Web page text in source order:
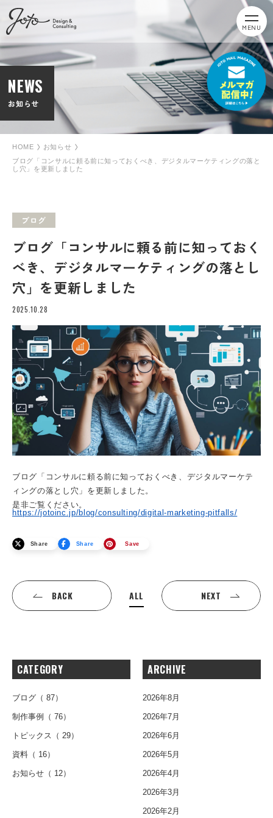
MENU
NEWS
お知らせ
HOME
お知らせ
ブログ「コンサルに頼る前に知っておくべき、デジタルマーケティングの落と
し穴」を更新しました
ブログ
ブログ「コンサルに頼る前に知っておく
べき、デジタルマーケティングの落とし
穴」を更新しました
2025.10.28
ブログ「コンサルに頼る前に知っておくべき、デジタルマーケテ
ィングの落とし穴」を更新しました。
是非ご覧ください。
https://jotoinc.jp/blog/consulting/digital-marketing-pitfalls/
Share Share Save
BACK ALL NEXT
CATEGORY
ブログ （ 87）
制作事例 （ 76）
トピックス （ 29）
資料 （ 16）
お知らせ （ 12）
ARCHIVE
2026年8月
2026年7月
2026年6月
2026年5月
2026年4月
2026年3月
2026年2月